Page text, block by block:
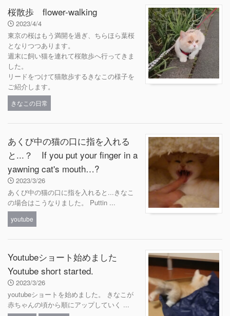
桜散歩 flower-walking
2023/4/4
東京の桜はもう満開を過ぎ、ちらほら葉桜
となりつつあります。
週末に飼い猫を連れて桜散歩へ行ってきま
した。
リードをつけて猫散歩するきなこの様子を
ご紹介します。
きなこの日常
あくび中の猫の口に指を入れる
と...？ If you put your finger in a
yawning cat's mouth…?
2023/3/26
あくび中の猫の口に指を入れると...きなこ
の場合はこうなりました。 Puttin ...
youtube
Youtubeショート始めました
Youtube short started.
2023/3/26
youtubeショートを始めました。 きなこが
赤ちゃんの頃から順にアップしていく ...